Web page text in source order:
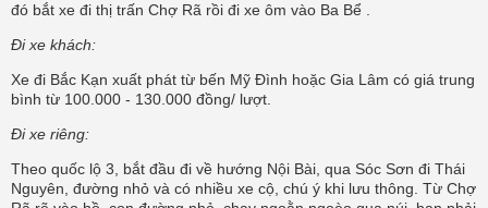
đó bắt xe đi thị trấn Chợ Rã rồi đi xe ôm vào Ba Bể .
Đi xe khách:
Xe đi Bắc Kạn xuất phát từ bến Mỹ Đình hoặc Gia Lâm có giá trung
bình từ 100.000 - 130.000 đồng/ lượt.
Đi xe riêng:
Theo quốc lộ 3, bắt đầu đi về hướng Nội Bài, qua Sóc Sơn đi Thái
Nguyên, đường nhỏ và có nhiều xe cộ, chú ý khi lưu thông. Từ Chợ